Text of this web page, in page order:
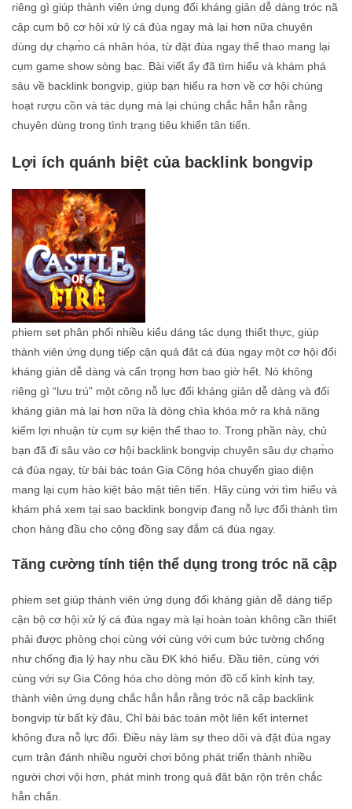
riêng gì giúp thành viên ứng dụng đối kháng giản dễ dàng tróc nã
cập cụm bộ cơ hội xử lý cá đùa ngay mà lại hơn nữa chuyên
dùng dự chạm̀o cá nhân hóa, từ đặt đùa ngay thể thao mang lại
cụm game show sòng bạc. Bài viết ấy đã tìm hiểu và khám phá
sâu về backlink bongvip, giúp bạn hiểu ra hơn về cơ hội chúng
hoạt rượu cồn và tác dụng mà lại chúng chắc hẳn hẳn rằng
chuyên dùng trong tình trạng tiêu khiển tân tiến.
Lợi ích quánh biệt của backlink bongvip
phiem set phân phối nhiều kiểu dáng tác dụng thiết thực, giúp
thành viên ứng dụng tiếp cận quả đât cá đùa ngay một cơ hội đối
kháng giản dễ dàng và cẩn trọng hơn bao giờ hết. Nó không
riêng gì “lưu trú” một công nỗ lực đối kháng giản dễ dàng và đối
kháng giản mà lại hơn nữa là dòng chìa khóa mở ra khả năng
kiếm lợi nhuận từ cụm sự kiện thể thao to. Trong phần này, chủ
bạn đã đi sâu vào cơ hội backlink bongvip chuyên sâu dự chạm̀o
cá đùa ngay, từ bài bác toán Gia Công hóa chuyển giao diện
mang lại cụm hào kiệt bảo mật tiên tiến. Hãy cùng với tìm hiểu và
khám phá xem tại sao backlink bongvip đang nỗ lực đổi thành tìm
chọn hàng đầu cho cộng đồng say đắm cá đùa ngay.
Tăng cường tính tiện thể dụng trong tróc nã cập
phiem set giúp thành viên ứng dụng đối kháng giản dễ dàng tiếp
cận bộ cơ hội xử lý cá đùa ngay mà lại hoàn toàn không cần thiết
phải được phòng chọi cùng với cùng với cụm bức tường chống
như chống địa lý hay nhu cầu ĐK khó hiểu. Đầu tiên, cùng với
cùng với sự Gia Công hóa cho dòng món đồ cố kỉnh kỉnh tay,
thành viên ứng dụng chắc hẳn hẳn rằng tróc nã cập backlink
bongvip từ bất kỳ đâu, Chỉ bài bác toán một liên kết internet
không đưa nỗ lực đổi. Điều này làm sự theo dõi và đặt đùa ngay
cụm trận đánh nhiều người chơi bỏng phát triển thành nhiều
người chơi vội hơn, phát minh trong quả đât bận rộn trên chắc
hẳn chắn.